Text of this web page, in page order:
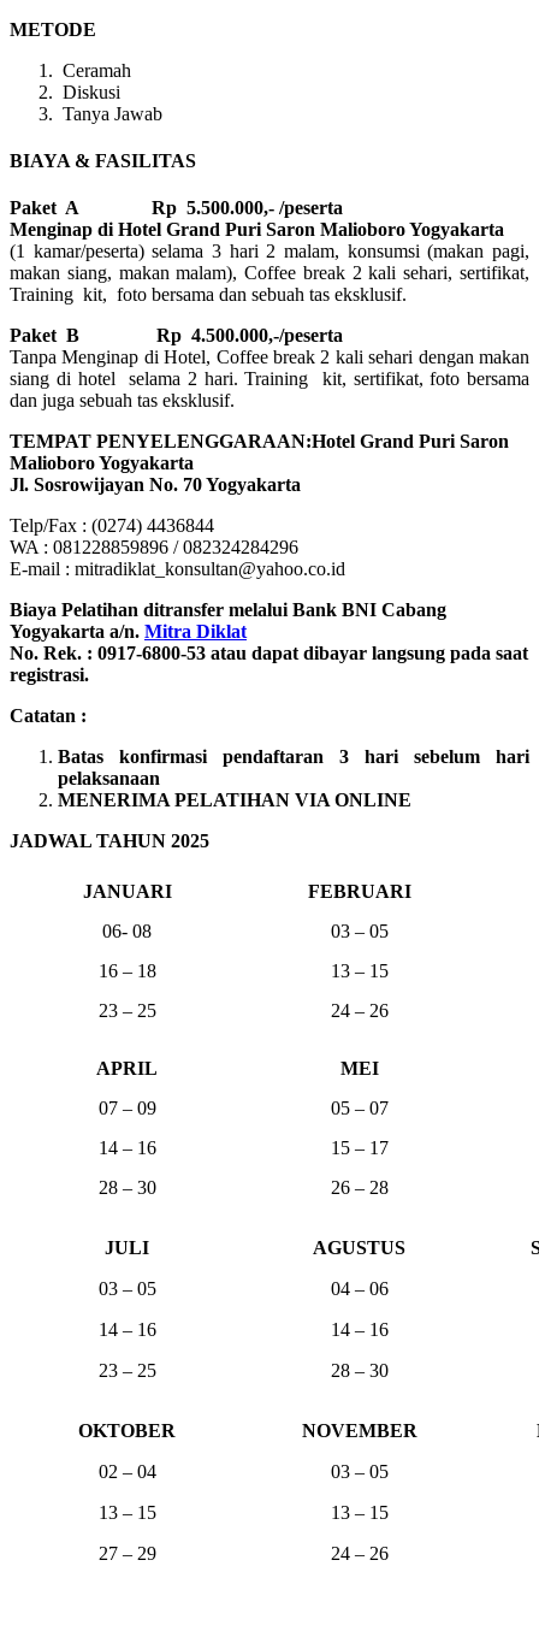
METODE
Ceramah
Diskusi
Tanya Jawab
BIAYA & FASILITAS
Paket A Rp 5.500.000,- /peserta
Menginap di Hotel Grand Puri Saron Malioboro Yogyakarta
(1 kamar/peserta) selama 3 hari 2 malam, konsumsi (makan pagi,
makan siang, makan malam), Coffee break 2 kali sehari, sertifikat,
Training kit, foto bersama dan sebuah tas eksklusif.
Paket B
Rp 4.500.000,-/peserta
Tanpa Menginap di Hotel, Coffee break 2 kali sehari dengan makan
siang di hotel selama 2 hari. Training kit, sertifikat, foto bersama
dan juga sebuah tas eksklusif.
TEMPAT PENYELENGGARAAN:Hotel Grand Puri Saron
Malioboro Yogyakarta
Jl. Sosrowijayan No. 70 Yogyakarta
Telp/Fax : (0274) 4436844
WA : 081228859896 / 082324284296
E-mail : mitradiklat_konsultan@yahoo.co.id
Biaya Pelatihan ditransfer melalui Bank BNI Cabang
Yogyakarta a/n. Mitra Diklat
No. Rek. : 0917-6800-53 atau dapat dibayar langsung pada saat
registrasi.
Catatan :
Batas konfirmasi pendaftaran 3 hari sebelum hari
pelaksanaan
MENERIMA PELATIHAN VIA ONLINE
JADWAL TAHUN 2025
JANUARI
FEBRUARI
06- 08
03 – 05
16 – 18
13 – 15
23 – 25
24 – 26
APRIL
MEI
07 – 09
05 – 07
14 – 16
15 – 17
28 – 30
26 – 28
JULI AGUSTUS
03 – 05
04 – 06
14 – 16
14 – 16
23 – 25
28 – 30
OKTOBER NOVEMBER
02 – 04
03 – 05
13 – 15
13 – 15
27 – 29
24 – 26